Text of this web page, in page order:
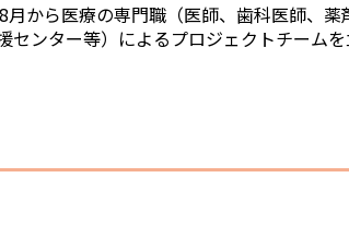
から医療の専門職（医師、歯科医師、薬
センター等）によるプロジェクトチーム